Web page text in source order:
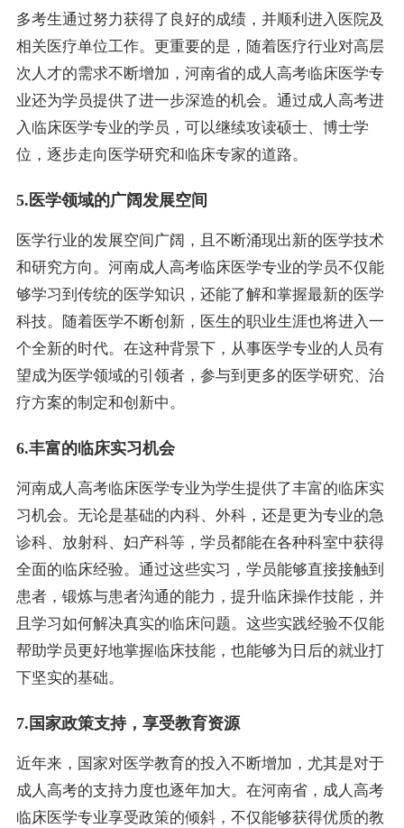
多考生通过努力获得了良好的成绩，并顺利进入医院及
相关医疗单位工作。更重要的是，随着医疗行业对高层
次人才的需求不断增加，河南省的成人高考临床医学专
业还为学员提供了进一步深造的机会。通过成人高考进
入临床医学专业的学员，可以继续攻读硕士、博士学
位，逐步走向医学研究和临床专家的道路。
5.医学领域的广阔发展空间
医学行业的发展空间广阔，且不断涌现出新的医学技术
和研究方向。河南成人高考临床医学专业的学员不仅能
够学习到传统的医学知识，还能了解和掌握最新的医学
科技。随着医学不断创新，医生的职业生涯也将进入一
个全新的时代。在这种背景下，从事医学专业的人员有
望成为医学领域的引领者，参与到更多的医学研究、治
疗方案的制定和创新中。
6.丰富的临床实习机会
河南成人高考临床医学专业为学生提供了丰富的临床实
习机会。无论是基础的内科、外科，还是更为专业的急
诊科、放射科、妇产科等，学员都能在各种科室中获得
全面的临床经验。通过这些实习，学员能够直接接触到
患者，锻炼与患者沟通的能力，提升临床操作技能，并
且学习如何解决真实的临床问题。这些实践经验不仅能
帮助学员更好地掌握临床技能，也能够为日后的就业打
下坚实的基础。
7.国家政策支持，享受教育资源
近年来，国家对医学教育的投入不断增加，尤其是对于
成人高考的支持力度也逐年加大。在河南省，成人高考
临床医学专业享受政策的倾斜，不仅能够获得优质的教